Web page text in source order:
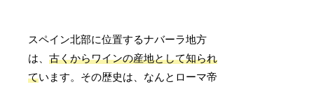
スペイン北部に位置するナバーラ地方
は、古くからワインの産地として知られ
ています。その歴史は、なんとローマ帝